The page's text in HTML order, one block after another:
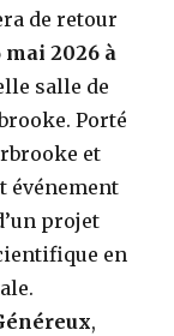
de retour
2026 à
salle de
Porté
et
événement
projet
en
,